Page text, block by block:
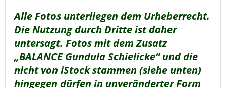
Alle Fotos unterliegen dem Urheberrecht.
Die Nutzung durch Dritte ist daher
untersagt. Fotosmit dem Zusatz
„BALANCE Gundula Schielicke“ und die
nicht von iStock stammen (siehe unten)
hingegen dürfen in unveränderter Form